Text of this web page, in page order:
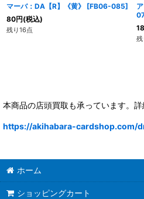
マーバ：DA【R】《黄》 [FB06-085]
80円(税込)
残り16点
本商品の店頭買取も承っています。
https://akihabara-cardshop.com/
ホーム
ショッピングカート